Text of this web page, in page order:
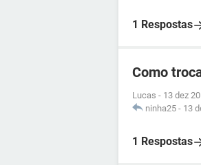
1 Respostas
Como
Lucas - 13 dez
ninha25 - 13
1 Respostas